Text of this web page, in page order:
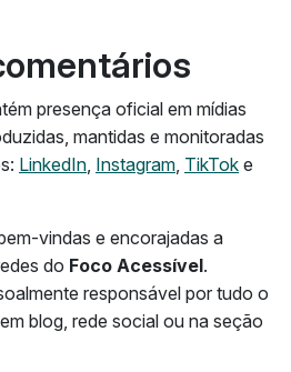
presença oficial em mídias
mantidas e monitoradas
LinkedIn, Instagram, TikTok e
vindas e encorajadas a
do Foco Acessível.
responsável por tudo o
blog, rede social ou na seção